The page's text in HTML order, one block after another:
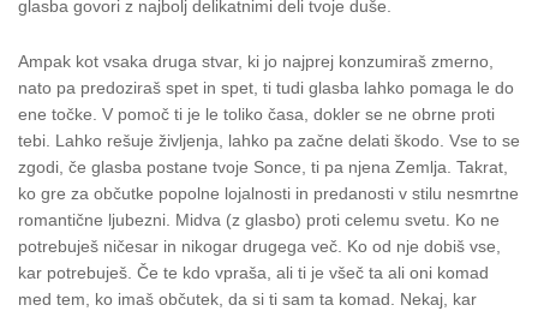
glasba govori z najbolj delikatnimi deli tvoje duše.
Ampak kot vsaka druga stvar, ki jo najprej konzumiraš zmerno,
nato pa predoziraš spet in spet, ti tudi glasba lahko pomaga le do
ene točke. V pomoč ti je le toliko časa, dokler se ne obrne proti
tebi. Lahko rešuje življenja, lahko pa začne delati škodo. Vse to se
zgodi, če glasba postane tvoje Sonce, ti pa njena Zemlja. Takrat,
ko gre za občutke popolne lojalnosti in predanosti v stilu nesmrtne
romantične ljubezni. Midva (z glasbo) proti celemu svetu. Ko ne
potrebuješ ničesar in nikogar drugega več. Ko od nje dobiš vse,
kar potrebuješ. Če te kdo vpraša, ali ti je všeč ta ali oni komad
med tem, ko imaš občutek, da si ti sam ta komad. Nekaj, kar